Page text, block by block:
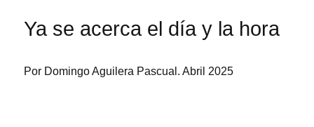
Ya se acerca el día y la hora
Por Domingo Aguilera Pascual. Abril 2025